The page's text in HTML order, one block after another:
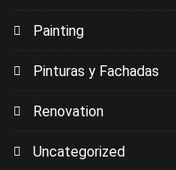
Painting
Pinturas y Fachadas
Renovation
Uncategorized